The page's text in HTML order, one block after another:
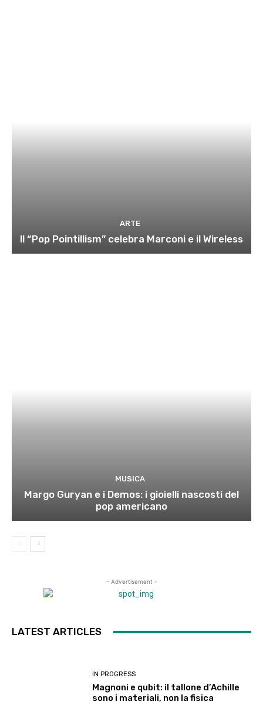
ARTE
ll “Pop Pointillism” celebra Marconi e il Wireless
MUSICA
Margo Guryan e i Demos: i gioielli nascosti del
pop americano
- Advertisement -
LATEST ARTICLES
IN PROGRESS
Magnoni e qubit: il tallone d’Achille
sono i materiali, non la fisica